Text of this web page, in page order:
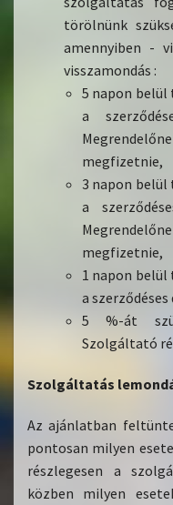
törölnünk
amennyiben -
visszamondás :
5 napon
a
megfizetnie,
3 napon
a
megfizetnie,
1 napon
a szerződéses
5 %-át
Szolgáltató
Szolgáltatás
Az ajánlatban
pontosan milyen
részlegesen a
közben milyen